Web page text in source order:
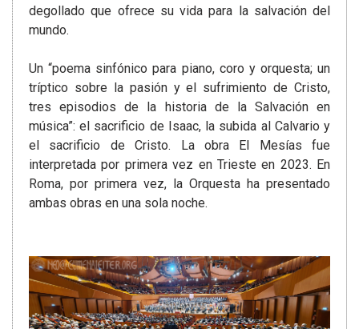
degollado que ofrece su vida para la salvación del
mundo.
Un “poema sinfónico para piano, coro y orquesta; un
tríptico sobre la pasión y el sufrimiento de Cristo,
tres episodios de la historia de la Salvación en
música”: el sacrificio de Isaac, la subida al Calvario y
el sacrificio de Cristo. La obra El Mesías fue
interpretada por primera vez en Trieste en 2023. En
Roma, por primera vez, la Orquesta ha presentado
ambas obras en una sola noche.